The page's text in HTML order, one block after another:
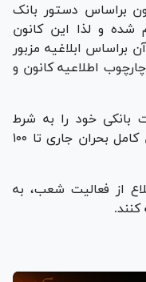
براساس دستور بانک
شده و لذا این کانون
براساس ابلاغیه مزبور
اطلاعیه کانون و
بانکی خود را به شرط
ادامه آمادگی‌های لازم تا برطرف شدن کامل بحران جاری تا ۱۰۰
از فعالیت شعب، به
کنند.